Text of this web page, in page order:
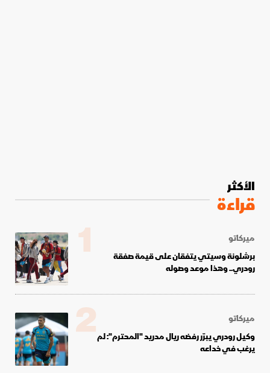
الأكثر
قراءة
ميركاتو
برشلونة وسيتي يتفقان على قيمة صفقة
رودري.. وهذا موعد وصوله
1
ميركاتو
وكيل رودري يبرّر رفضه ريال مدريد "المحترم": لم
يرغب في خداعه
2